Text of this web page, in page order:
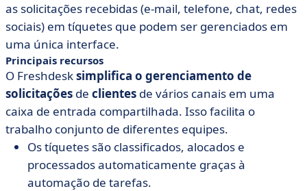
as solicitações recebidas (e-mail, telefone, chat, redes
sociais) em tíquetes que podem ser gerenciados em
uma única interface.
Principais recursos
O Freshdesksimplifica o gerenciamento de
solicitações de clientes de vários canais em uma
caixa de entrada compartilhada. Isso facilita o
trabalho conjunto de diferentes equipes.
Os tíquetes são classificados, alocados e
processados automaticamente graças à
automação de tarefas.